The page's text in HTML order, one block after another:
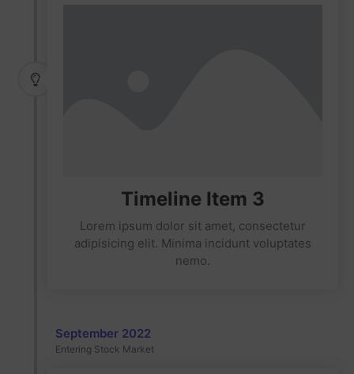
Timeline Item 3
Lorem ipsum dolor sit amet, consectetur
adipisicing elit. Minima incidunt voluptates
nemo.
September 2022
Entering Stock Market